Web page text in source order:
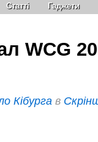
Статті Гаджети
WCG
Кібурга в